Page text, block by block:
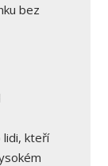
bez
lidi, kteří